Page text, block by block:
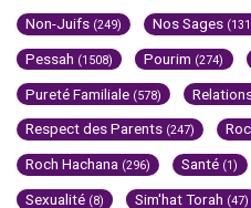
Non-Juifs (249) Nos Sages
Pessah (1508) Pourim (274)
Pureté Familiale (578)
Respect des Parents (247)
Roch Hachana (296) Santé (1)
Sexualité (8) Sim'hat Torah (47)